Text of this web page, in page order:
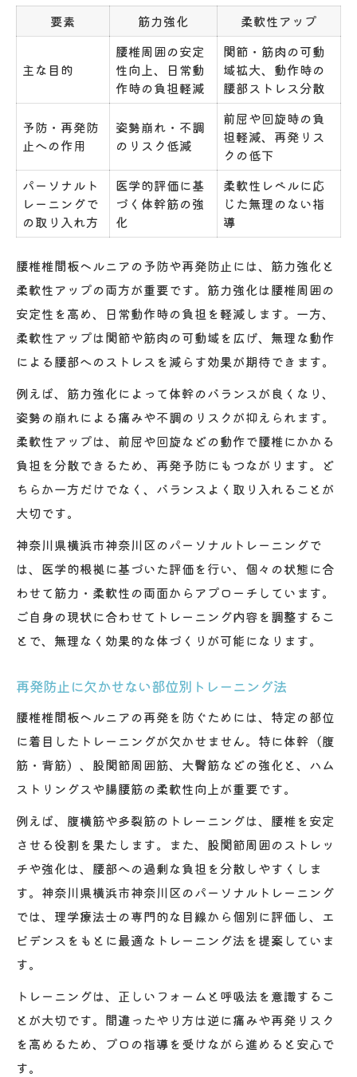
要素 筋力強化 柔軟性アップ
主な目的
腰椎周囲の安定
性向上、日常動
作時の負担軽減
関節・筋肉の可動
域拡大、動作時の
腰部ストレス分散
予防・再発防
止への作用
姿勢崩れ・不調
のリスク低減
前屈や回旋時の負
担軽減、再発リス
クの低下
パーソナルト
レーニングで
の取り入れ方
医学的評価に基
づく体幹筋の強
化
柔軟性レベルに応
じた無理のない指
導
腰椎椎間板ヘルニアの予防や再発防止には、筋力強化と
柔軟性アップの両方が重要です。筋力強化は腰椎周囲の
安定性を高め、日常動作時の負担を軽減します。一方、
柔軟性アップは関節や筋肉の可動域を広げ、無理な動作
による腰部へのストレスを減らす効果が期待できます。
例えば、筋力強化によって体幹のバランスが良くなり、
姿勢の崩れによる痛みや不調のリスクが抑えられます。
柔軟性アップは、前屈や回旋などの動作で腰椎にかかる
負担を分散できるため、再発予防にもつながります。ど
ちらか一方だけでなく、バランスよく取り入れることが
大切です。
神奈川県横浜市神奈川区のパーソナルトレーニングで
は、医学的根拠に基づいた評価を行い、個々の状態に合
わせて筋力・柔軟性の両面からアプローチしています。
ご自身の現状に合わせてトレーニング内容を調整するこ
とで、無理なく効果的な体づくりが可能になります。
再発防止に欠かせない部位別トレーニング法
腰椎椎間板ヘルニアの再発を防ぐためには、特定の部位
に着目したトレーニングが欠かせません。特に体幹（腹
筋・背筋）、股関節周囲筋、大臀筋などの強化と、ハム
ストリングスや腸腰筋の柔軟性向上が重要です。
例えば、腹横筋や多裂筋のトレーニングは、腰椎を安定
させる役割を果たします。また、股関節周囲のストレッ
チや強化は、腰部への過剰な負担を分散しやすくしま
す。神奈川県横浜市神奈川区のパーソナルトレーニング
では、理学療法士の専門的な目線から個別に評価し、エ
ビデンスをもとに最適なトレーニング法を提案していま
す。
トレーニングは、正しいフォームと呼吸法を意識するこ
とが大切です。間違ったやり方は逆に痛みや再発リスク
を高めるため、プロの指導を受けながら進めると安心で
す。